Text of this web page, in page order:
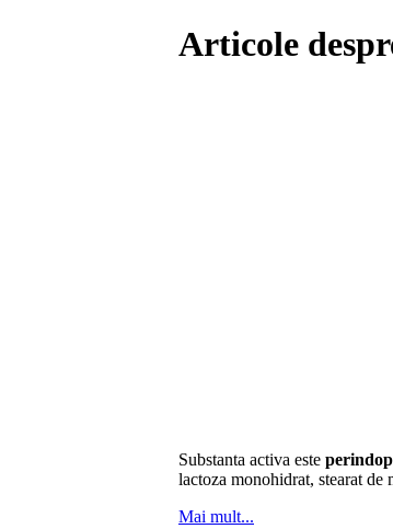
Articole
Substanta activa este
lactoza monohidrat, stearat
Mai mult...